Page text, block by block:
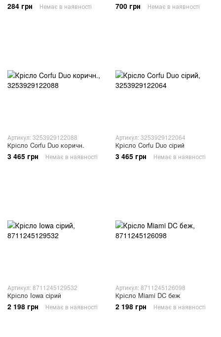
284 грн Немає в наявності 700 грн Немає в наявності
Артикул: 3253929122088
Крісло Corfu Duo коричн.
3 465 грн Немає в наявності
Артикул: 3253929122064
Крісло Corfu Duo сірий
3 465 грн Немає в наявності
Артикул: 8711245129532
Крісло Iowa сірий
2 198 грн Немає в наявності
Артикул: 8711245126098
Крісло Miami DC беж
2 198 грн Немає в наявності